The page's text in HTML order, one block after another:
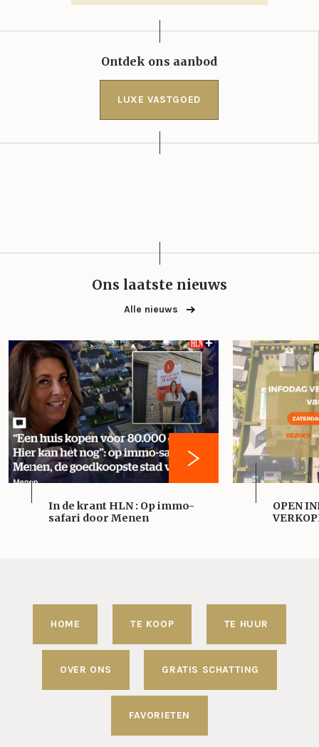
Ontdek ons aanbod
LUXE VASTGOED
Ons laatste nieuws
Alle nieuws
In de krant HLN : Op immo-
safari door Menen
OPEN
HOME TE KOOP TE HUUR
OVER ONS GRATIS SCHATTING
FAVORIETEN